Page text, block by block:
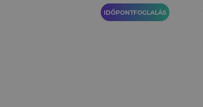
IDŐPONTFOGLALÁS